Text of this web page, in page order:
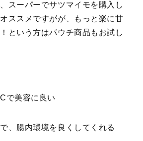
スーパーでサツマイモを購入し
ススメですがが、もっと楽に甘
という方はパウチ商品もお試し
で美容に良い
、腸内環境を良くしてくれる